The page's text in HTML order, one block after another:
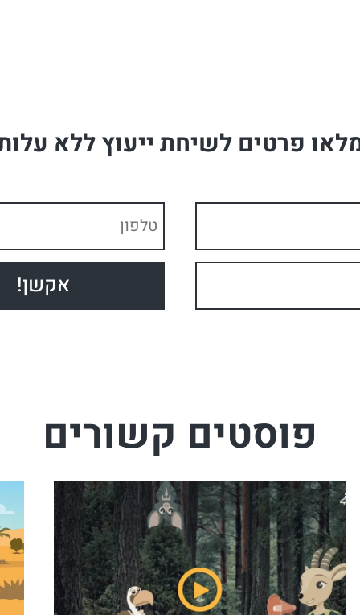
פרטים לשיחת ייעוץ ללא
פוסטים קשורים